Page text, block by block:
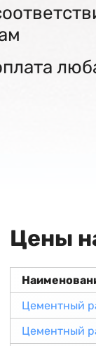
Цены
Цементный
Цементный